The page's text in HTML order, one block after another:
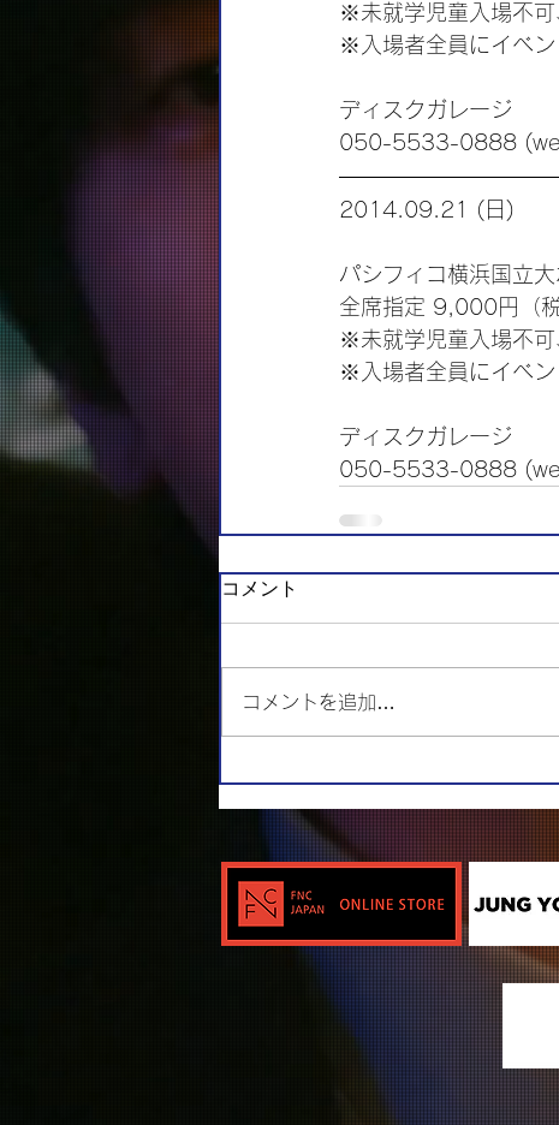
※未就学児童入場不可
※入場者全員にイベ
ディスクガレージ
050-5533-0888
2014.09.21 (日)
パシフィコ横浜国立
全席指定 9,000円（税
※未就学児童入場不可
※入場者全員にイベ
ディスクガレージ
050-5533-0888
コメント
コメントを追加…